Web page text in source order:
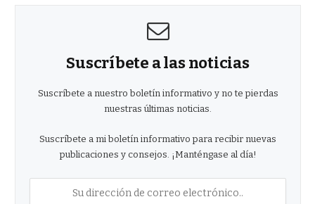
Suscríbete a las noticias
Suscríbete a nuestro boletín informativo y no te pierdas
nuestras últimas noticias.
Suscríbete a mi boletín informativo para recibir nuevas
publicaciones y consejos. ¡Manténgase al día!